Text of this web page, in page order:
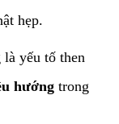
hẹp.
là yếu tố then
hướng trong